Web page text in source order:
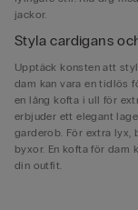
jackor.
Styla cardigans
Upptäck konsten att
dam kan vara en tidlös
en lång kofta i ull för
erbjuder ett elegant
garderob. För extra lyx,
byxor. En kofta för dam
din outfit.